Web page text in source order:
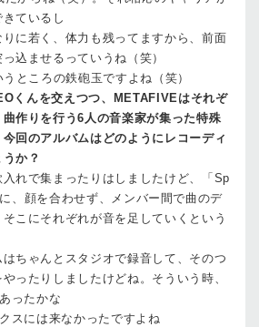
ているし
に若く、体力も残ってますから、前面
込ませるっていうね（笑）
ところの鉄砲玉ですよね（笑）
くんを交えつつ、METAFIVEはそれぞ
作りを行う6人の音楽家が集った特殊
回のアルバムはどのようにレコーディ
か？
れで集まったりはしましたけど、「Sp
、顔を合わせず、メンバー間で曲のデ
こにそれぞれが音を足していくという
ちゃんとスタジオで録音して、そのつ
ったりしましたけどね。そういう時、
ったかな
スには来なかったですよね